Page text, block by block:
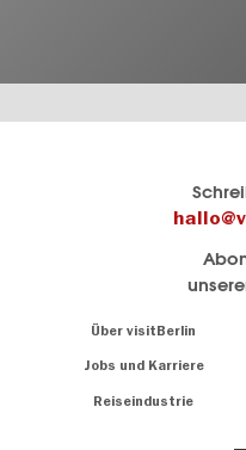
Über visitBerlin
Jobs und Karriere
Reiseindustrie
sind
für Sie da.
Insidertipps